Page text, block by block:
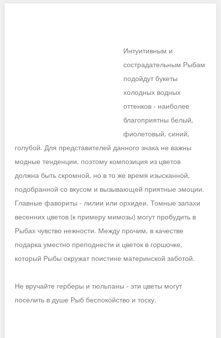
Интуитивным и
сострадательным Рыбам
подойдут букеты
холодных водных
оттенков - наиболее
благоприятны белый,
фиолетовый, синий,
голубой. Для представителей данного знака не важны
модные тенденции, поэтому композиция из цветов
должна быть скромной, но в то же время изысканной,
подобранной со вкусом и вызывающей приятные эмоции.
Главные фавориты - лилии или орхидеи. Томные запахи
весенних цветов (к примеру мимозы) могут пробудить в
Рыбах чувство нежности. Между прочим, в качестве
подарка уместно преподнести и цветок в горшочке,
который Рыбы окружат поистине материнской заботой.
Не вручайте герберы и тюльпаны - эти цветы могут
поселить в душе Рыб беспокойство и тоску.